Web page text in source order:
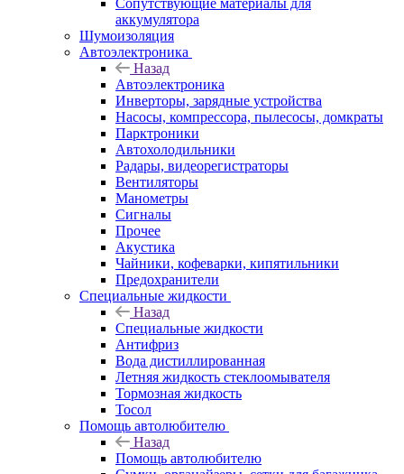
Сопутствующие материалы для
аккумулятора
Шумоизоляция
Автоэлектроника
Назад
Автоэлектроника
Инверторы, зарядные устройства
Насосы, компрессора, пылесосы, домкраты
Парктроники
Автохолодильники
Радары, видеорегистраторы
Вентиляторы
Манометры
Сигналы
Прочее
Акустика
Чайники, кофеварки, кипятильники
Предохранители
Специальные жидкости
Назад
Специальные жидкости
Антифриз
Вода дистиллированная
Летняя жидкость стеклоомывателя
Тормозная жидкость
Тосол
Помощь автолюбителю
Назад
Помощь автолюбителю